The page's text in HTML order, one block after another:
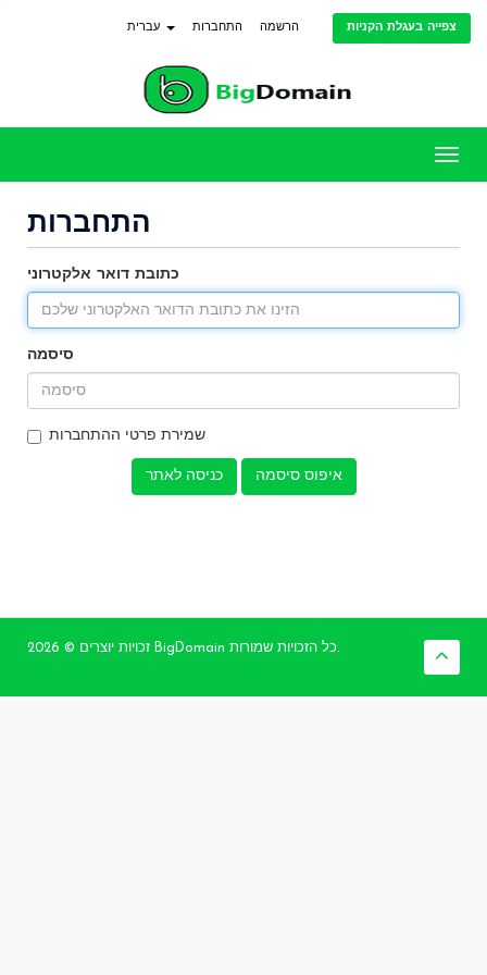
התחברות הרשמה צפייה בעגלת הקניות
התחברות
כתובת דואר אלקטרוני
סיסמה
שמירת פרטי ההתחברות
איפוס סיסמה
זכויות יוצרים © 2026 BigDomain כל הזכויות שמורות.